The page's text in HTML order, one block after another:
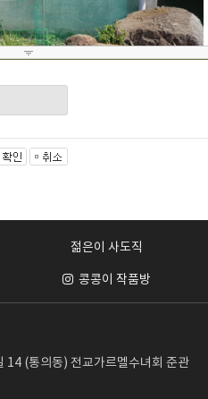
젊은이 사도직
콩콩이 작품방
14 (통의동) 전교가르멜수녀회 준관